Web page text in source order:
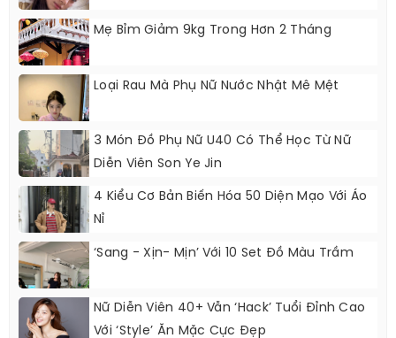
Mẹ Bỉm Giảm 9kg Trong Hơn 2 Tháng
Loại Rau Mà Phụ Nữ Nước Nhật Mê Mệt
3 Món Đồ Phụ Nữ U40 Có Thể Học Từ Nữ
Diễn Viên Son Ye Jin
4 Kiểu Cơ Bản Biến Hóa 50 Diện Mạo Với Áo
Nỉ
‘Sang - Xịn- Mịn’ Với 10 Set Đồ Màu Trầm
Nữ Diễn Viên 40+ Vẫn ‘hack’ Tuổi Đỉnh Cao
Với ‘style’ Ăn Mặc Cực Đẹp